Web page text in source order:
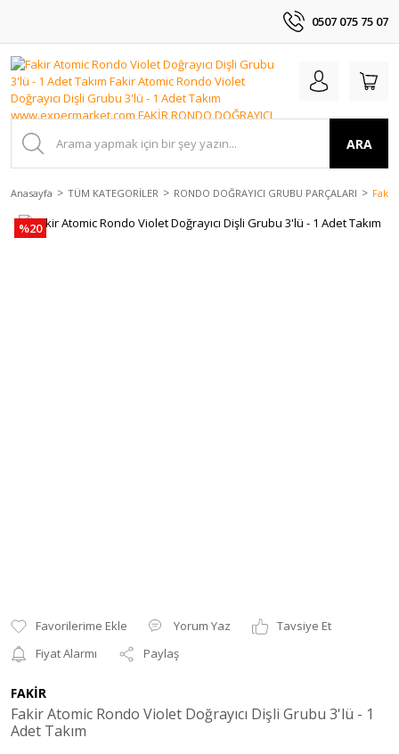
0507 075 75 07
ARA
Anasayfa TÜM KATEGORİLER RONDO DOĞRAYICI GRUBU PARÇALARI Fakir
%20
Yorum Yaz
Tavsiye Et
Fiyat Alarmı
Paylaş
FAKİR
Fakir Atomic Rondo Violet Doğrayıcı Dişli Grubu 3'lü - 1
Adet Takım